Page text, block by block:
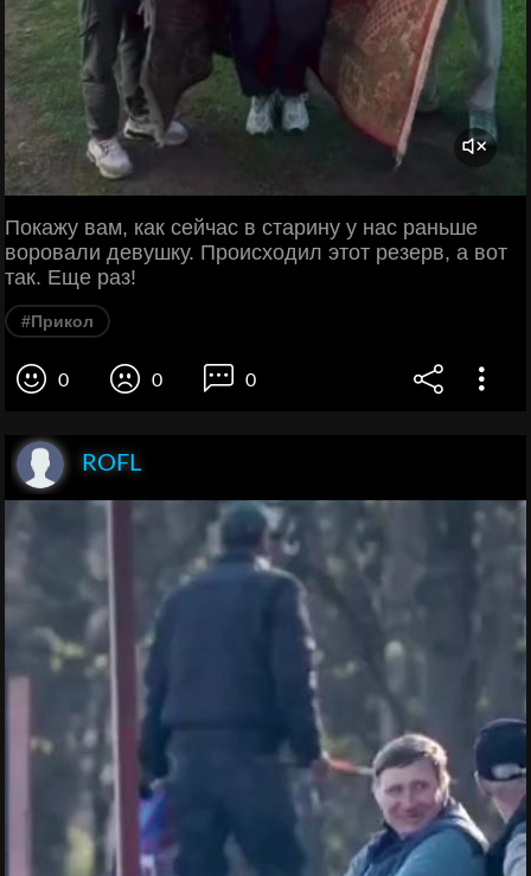
Покажу вам, как сейчас в старину у нас раньше
воровали девушку. Происходил этот резерв, а вот
так. Еще раз!
#Прикол
0 0 0
ROFL